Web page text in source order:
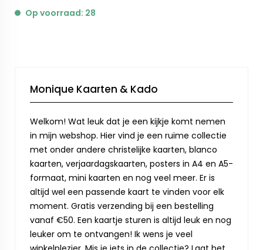
Op voorraad: 28
Monique Kaarten & Kado
Welkom! Wat leuk dat je een kijkje komt nemen
in mijn webshop. Hier vind je een ruime collectie
met onder andere christelijke kaarten, blanco
kaarten, verjaardagskaarten, posters in A4 en A5-
formaat, mini kaarten en nog veel meer. Er is
altijd wel een passende kaart te vinden voor elk
moment. Gratis verzending bij een bestelling
vanaf €50. Een kaartje sturen is altijd leuk en nog
leuker om te ontvangen! Ik wens je veel